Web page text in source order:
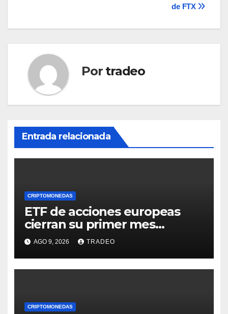
de FTX
Por tradeo
Entrada relacionada
CRIPTOMONEDAS
ETF de acciones europeas
cierran su primer mes
positivo desde el inicio de la
guerra en Irán
AGO 9, 2026 TRADEO
CRIPTOMONEDAS